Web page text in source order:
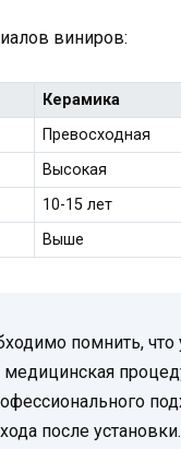
виниров:
Керамика
Превосходная
Высокая
10-15 лет
Выше
помнить, что
после установки.